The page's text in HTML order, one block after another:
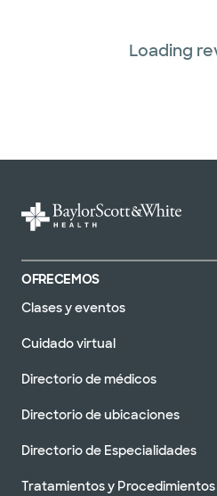
Loading
OFRECEMOS
Clases y eventos
Cuidado virtual
Directorio de médicos
Directorio de ubicaciones
Directorio de Especialidades
Tratamientos y Procedimientos